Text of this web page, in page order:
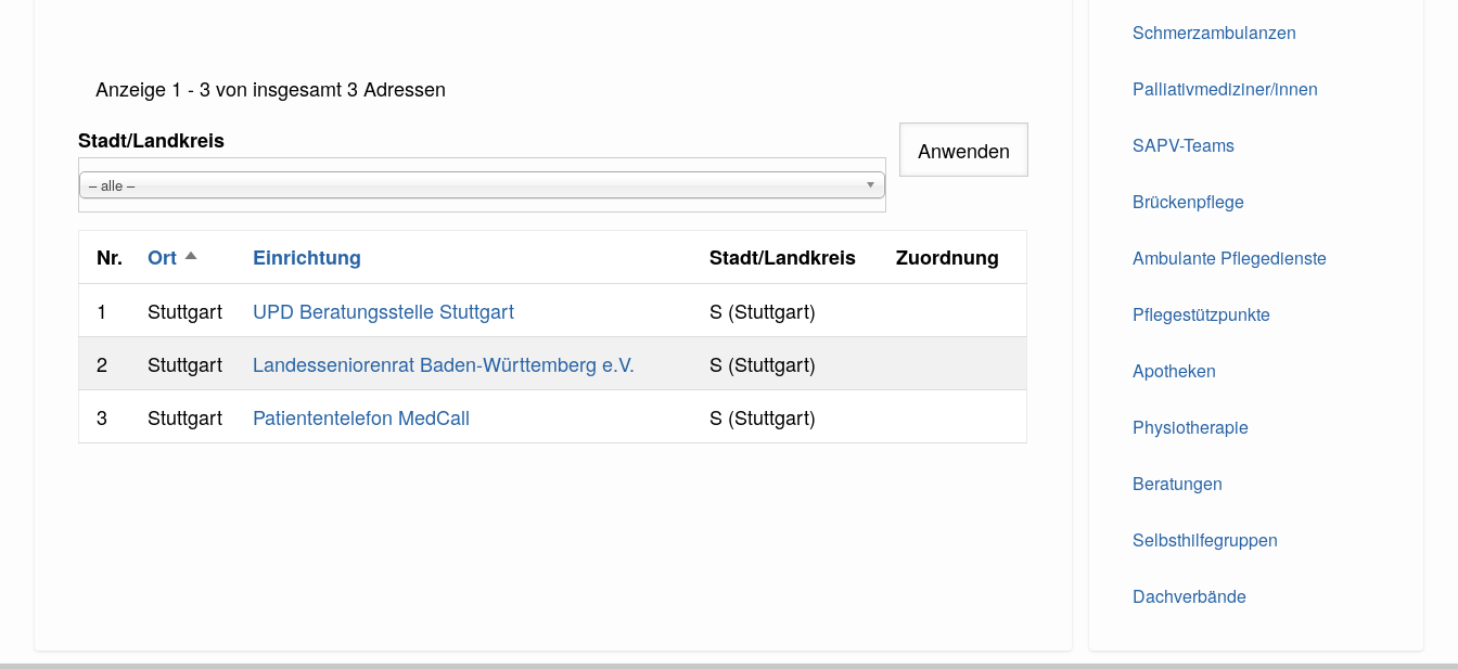
Referenz
Ansicht
Anzeige 1 - 3 von insgesamt 3 Adressen
Stadt/Landkreis
– alle –
Nr. Ort Absteigend
sortieren
Einrichtung Stadt/Landkreis
Zuordnung
1
Stuttgart UPD Beratungsstelle Stuttgart
S (Stuttgart)
2
Stuttgart Landesseniorenrat Baden-Württemberg e.V.
S (Stuttgart)
3
Stuttgart Patiententelefon MedCall S (Stuttgart)
Schmerzambulanzen
Palliativmediziner/innen
SAPV-Teams
Brückenpflege
Ambulante Pflegedienste
Pflegestützpunkte
Apotheken
Physiotherapie
Beratungen
Selbsthilfegruppen
Dachverbände